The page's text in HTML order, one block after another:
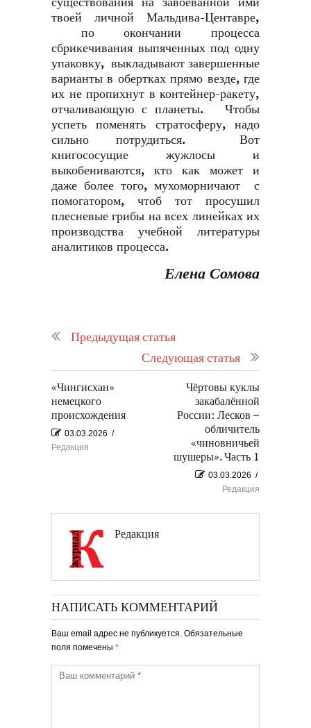
твоей личной Мальдива-Центавре,
по окончании процесса
сбрикечивания выпяченных под одну
упаковку, выкладывают завершенные
варианты в обертках прямо везде, где
их не пропихнут в контейнер-ракету,
отчаливающую с планеты. Чтобы
успеть поменять стратосферу, надо
сильно потрудиться. Вот
книгососущие жужлосы и
выкобениваются, кто как может и
даже более того, мухоморничают с
помогатором, чтоб тот просушил
плесневые грибы на всех линейках их
производства учебной литературы
аналитиков процесса.
Елена Сомова
Предыдущая статья
Следующая статья
«Чингисхан»
немецкого
происхождения
03.03.2026 /
Редакция
Чёртовы куклы
закабалённой
России: Лесков –
обличитель
«чиновничьей
шушеры». Часть 1
03.03.2026 /
Редакция
Редакция
НАПИСАТЬ КОММЕНТАРИЙ
Ваш email адрес не публикуется. Обязательные
поля помечены *